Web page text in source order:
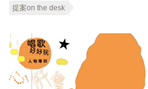
提案on the desk